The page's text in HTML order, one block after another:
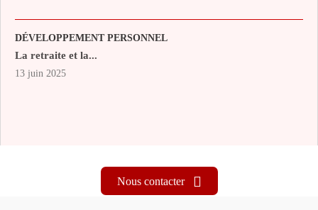
DÉVELOPPEMENT PERSONNEL
La retraite et la...
13 juin 2025
Nous contacter